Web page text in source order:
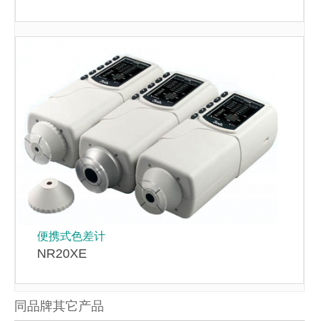
便携式色差计
NR20XE
同品牌其它产品